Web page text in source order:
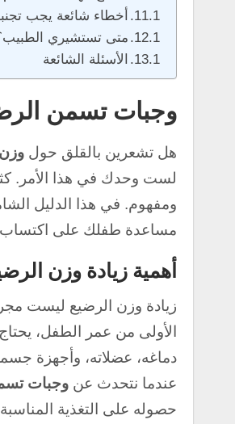
أخطاء شائعة يجب
متى تستشيري
الأسئلة الشائعة
وجبات تسمن
هل تشعرين بالقلق حول
لست وحدك في هذا الأمر.
ومفهوم. في هذا الدليل
مساعدة طفلك على اكتساب
أهمية زيادة وزن
زيادة وزن الرضيع ليست
الأولى من عمر الطفل،
دماغه، عضلاته، وأجهزة
عندما نتحدث عن وجبات
حصوله على التغذية